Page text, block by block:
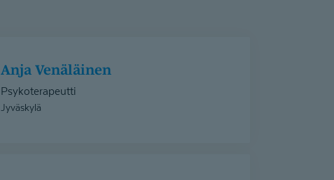
Anja Venäläinen
Psykoterapeutti
Jyväskylä